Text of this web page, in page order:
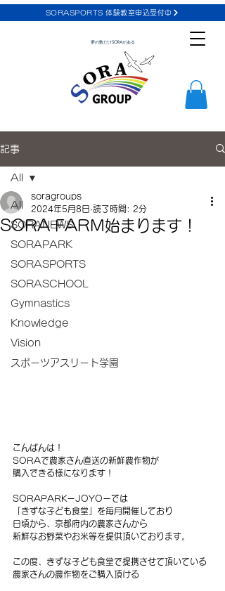
SORASPORTS 体験教室申込受付中
夢の数だけSORAがある
記事
All
SORANEWS
SORAPARK
SORASPORTS
SORASCHOOL
Gymnastics
Knowledge
Vision
スポーツアスリート学園
All
SORA FARM始まります！
soragroups
2024年5月8日 読了時間: 2分
こんばんは！
SORAで農家さん直送の新鮮農作物が
購入できる様になります！
SORAPARKーJOYOーでは
「きずな子ども食堂」を毎月開催しており
日頃から、京都府内の農家さんから
新鮮なお野菜やお米等を提供頂いております。
この度、きずな子ども食堂で提携させて頂いている
農家さんの農作物をご購入頂ける